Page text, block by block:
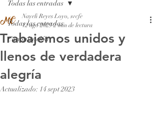
Todas las entradas
Canonización
Todas las entradas
Trabajemos unidos y
llenos de verdadera
alegría
Nayeli Reyes Loyo, svcfe
12 ago 2023 2 min de lectura
Actualizado: 14 sept 2023